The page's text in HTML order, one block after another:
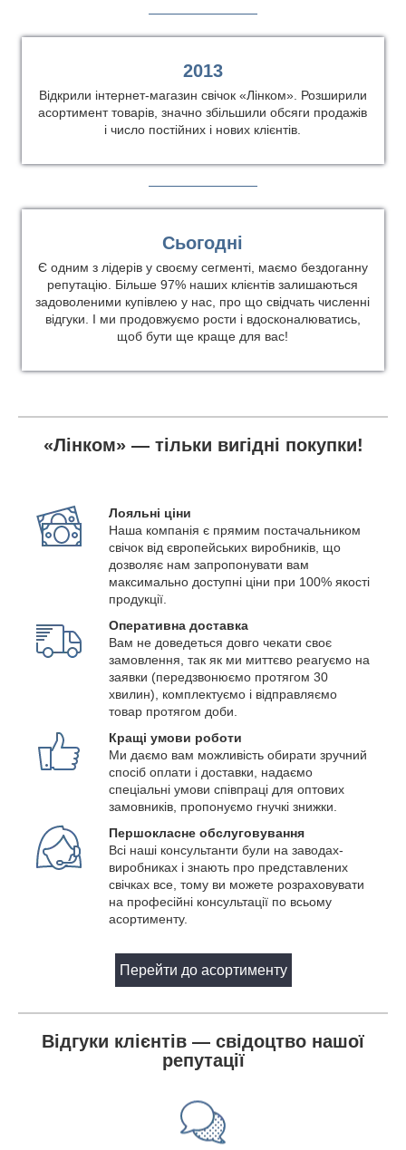
2013
Відкрили інтернет-магазин свічок «Лінком». Розширили
асортимент товарів, значно збільшили обсяги продажів
і число постійних і нових клієнтів.
Сьогодні
Є одним з лідерів у своєму сегменті, маємо бездоганну
репутацію. Більше 97% наших клієнтів залишаються
задоволеними купівлею у нас, про що свідчать численні
відгуки. І ми продовжуємо рости і вдосконалюватись,
щоб бути ще краще для вас!
«Лінком» — тільки вигідні покупки!
Лояльні ціни
Наша компанія є прямим постачальником
свічок від європейських виробників, що
дозволяє нам запропонувати вам
максимально доступні ціни при 100% якості
продукції.
Оперативна доставка
Вам не доведеться довго чекати своє
замовлення, так як ми миттєво реагуємо на
заявки (передзвонюємо протягом 30
хвилин), комплектуємо і відправляємо
товар протягом доби.
Кращі умови роботи
Ми даємо вам можливість обирати зручний
спосіб оплати і доставки, надаємо
спеціальні умови співпраці для оптових
замовників, пропонуємо гнучкі знижки.
Першокласне обслуговування
Всі наші консультанти були на заводах-
виробниках і знають про представлених
свічках все, тому ви можете розраховувати
на професійні консультації по всьому
асортименту.
Перейти до асортименту
Відгуки клієнтів — свідоцтво нашої
репутації